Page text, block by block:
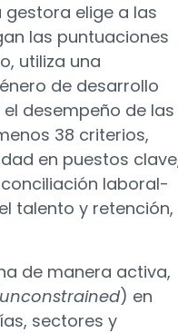
gestora elige a las
las puntuaciones
utiliza una
de desarrollo
desempeño de las
38 criterios,
en puestos
laboral-
talento y retención,
de manera activa,
unconstrained) en
sectores y